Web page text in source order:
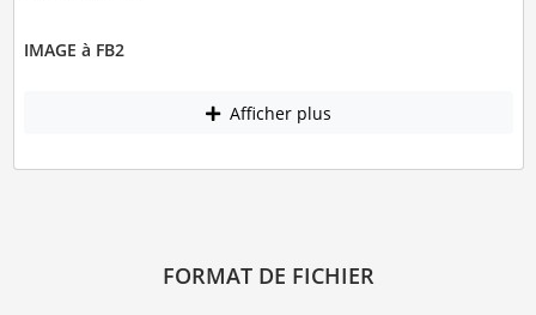
IMAGE à FB2
Afficher plus
FORMAT DE FICHIER